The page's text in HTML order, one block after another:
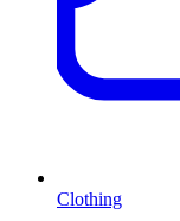
Clothing